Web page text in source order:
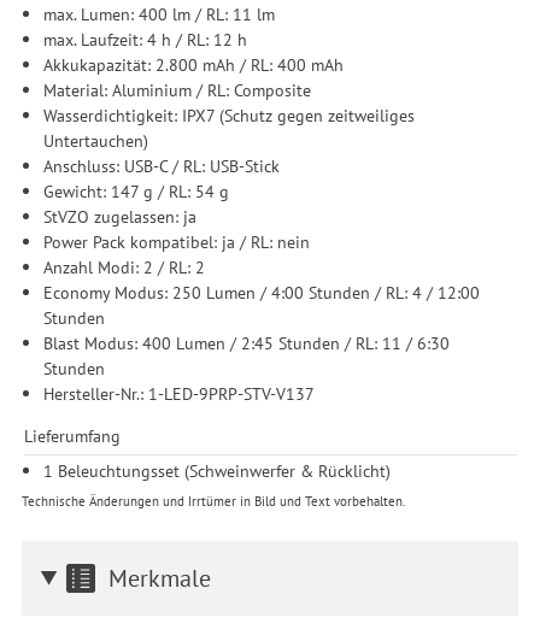
max. Lumen: 400 lm / RL: 11 lm
max. Laufzeit: 4 h / RL: 12 h
Akkukapazität: 2.800 mAh / RL: 400 mAh
Material: Aluminium / RL: Composite
Wasserdichtigkeit: IPX7 (Schutz gegen zeitweiliges
Untertauchen)
Anschluss: USB-C / RL: USB-Stick
Gewicht: 147 g / RL: 54 g
StVZO zugelassen: ja
Power Pack kompatibel: ja / RL: nein
Anzahl Modi: 2 / RL: 2
Economy Modus: 250 Lumen / 4:00 Stunden / RL: 4 / 12:00
Stunden
Blast Modus: 400 Lumen / 2:45 Stunden / RL: 11 / 6:30
Stunden
Hersteller-Nr.: 1-LED-9PRP-STV-V137
Lieferumfang
1 Beleuchtungsset (Schweinwerfer & Rücklicht)
Technische Änderungen und Irrtümer in Bild und Text vorbehalten.
Merkmale